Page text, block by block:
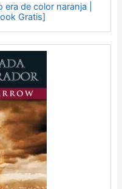
de color naranja |
Gratis]